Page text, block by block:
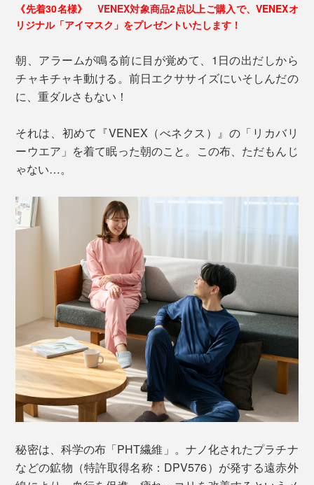
《先着30名様》 VENEX対象商品2点以上ご購入で、VENEXオ
リジナル「アイマスク」をプレゼントいたします！
朝、アラームが鳴る前に目が覚めて、1日の出だしから
チャキチャキ動ける。前日エクササイズにいそしんだの
に、重ダルさもない！
それは、初めて『VENEX（べネクス）』の「リカバリ
ーウエア」を着て眠った朝のこと。この布、ただもんじ
ゃない…。
秘密は、科学の布「PHT繊維」。ナノ化されたプラチナ
などの鉱物（特許取得名称：DPV576）が発する遠赤外